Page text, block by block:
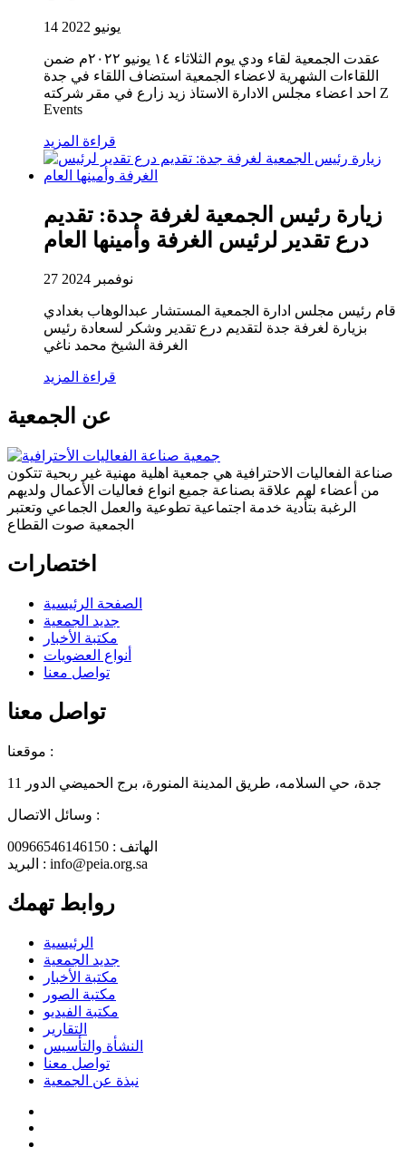
14 يونيو 2022
عقدت الجمعية لقاء ودي يوم الثلاثاء ١٤ يونيو ٢٠٢٢م ضمن
اللقاءات الشهرية لاعضاء الجمعية استضاف اللقاء في جدة
احد اعضاء مجلس الادارة الاستاذ زيد زارع في مقر شركته Z
Events
قراءة المزيد
زيارة رئيس الجمعية لغرفة جدة: تقديم
درع تقدير لرئيس الغرفة وأمينها العام
27 نوفمبر 2024
قام رئيس مجلس ادارة الجمعية المستشار عبدالوهاب بغدادي
بزيارة لغرفة جدة لتقديم درع تقدير وشكر لسعادة رئيس
الغرفة الشيخ محمد ناغي
قراءة المزيد
عن الجمعية
صناعة الفعاليات الاحترافية هي جمعية اهلية مهنية غير ربحية تتكون
من أعضاء لهم علاقة بصناعة جميع انواع فعاليات الأعمال ولديهم
الرغبة بتأدية خدمة اجتماعية تطوعية والعمل الجماعي وتعتبر
الجمعية صوت القطاع
اختصارات
الصفحة الرئيسية
جديد الجمعية
مكتبة الأخبار
أنواع العضويات
تواصل معنا
تواصل معنا
موقعنا :
جدة، حي السلامه، طريق المدينة المنورة، برج الحميضي الدور 11
وسائل الاتصال :
الهاتف : 00966546146150
البريد : info@peia.org.sa
روابط تهمك
الرئيسية
جديد الجمعية
مكتبة الأخبار
مكتبة الصور
مكتبة الفيديو
التقارير
النشأة والتأسيس
تواصل معنا
نبذة عن الجمعية